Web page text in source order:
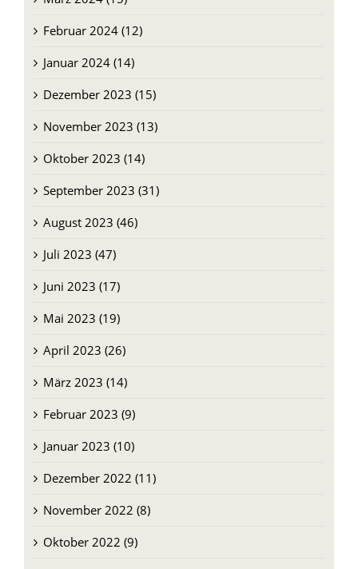
Februar 2024 (12)
Januar 2024 (14)
Dezember 2023 (15)
November 2023 (13)
Oktober 2023 (14)
September 2023 (31)
August 2023 (46)
Juli 2023 (47)
Juni 2023 (17)
Mai 2023 (19)
April 2023 (26)
März 2023 (14)
Februar 2023 (9)
Januar 2023 (10)
Dezember 2022 (11)
November 2022 (8)
Oktober 2022 (9)